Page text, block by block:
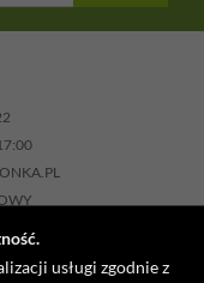
usługi zgodnie z